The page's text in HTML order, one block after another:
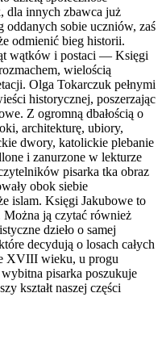
dla innych zbawca już
oddanych sobie uczniów, zaś
odmienić bieg historii.
wątków i postaci — Księgi
wielością
Olga Tokarczuk pełnymi
historycznej, poszerzając
Z ogromną dbałością o
architekturę, ubiory,
dwory, katolickie plebanie
i zanurzone w lekturze
pisarka tka obraz
obok siebie
islam. Księgi Jakubowe to
Można ją czytać również
dzieło o samej
decydują o losach całych
XVIII wieku, u progu
pisarka poszukuje
kształt naszej części